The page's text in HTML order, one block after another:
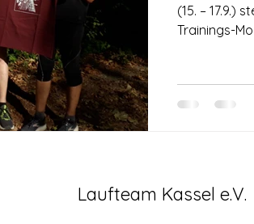
(15. – 17.9.)
Trainings-
Laufteam Kassel e.V.